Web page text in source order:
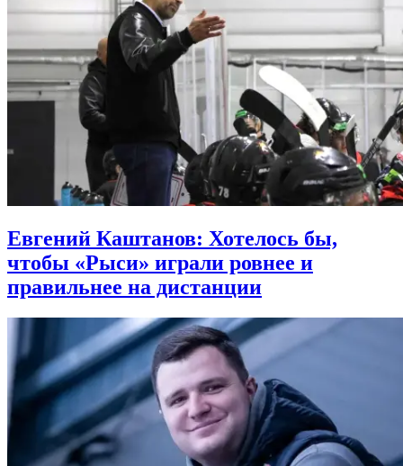
Евгений Каштанов: Хотелось бы,
чтобы «Рыси» играли ровнее и
правильнее на дистанции